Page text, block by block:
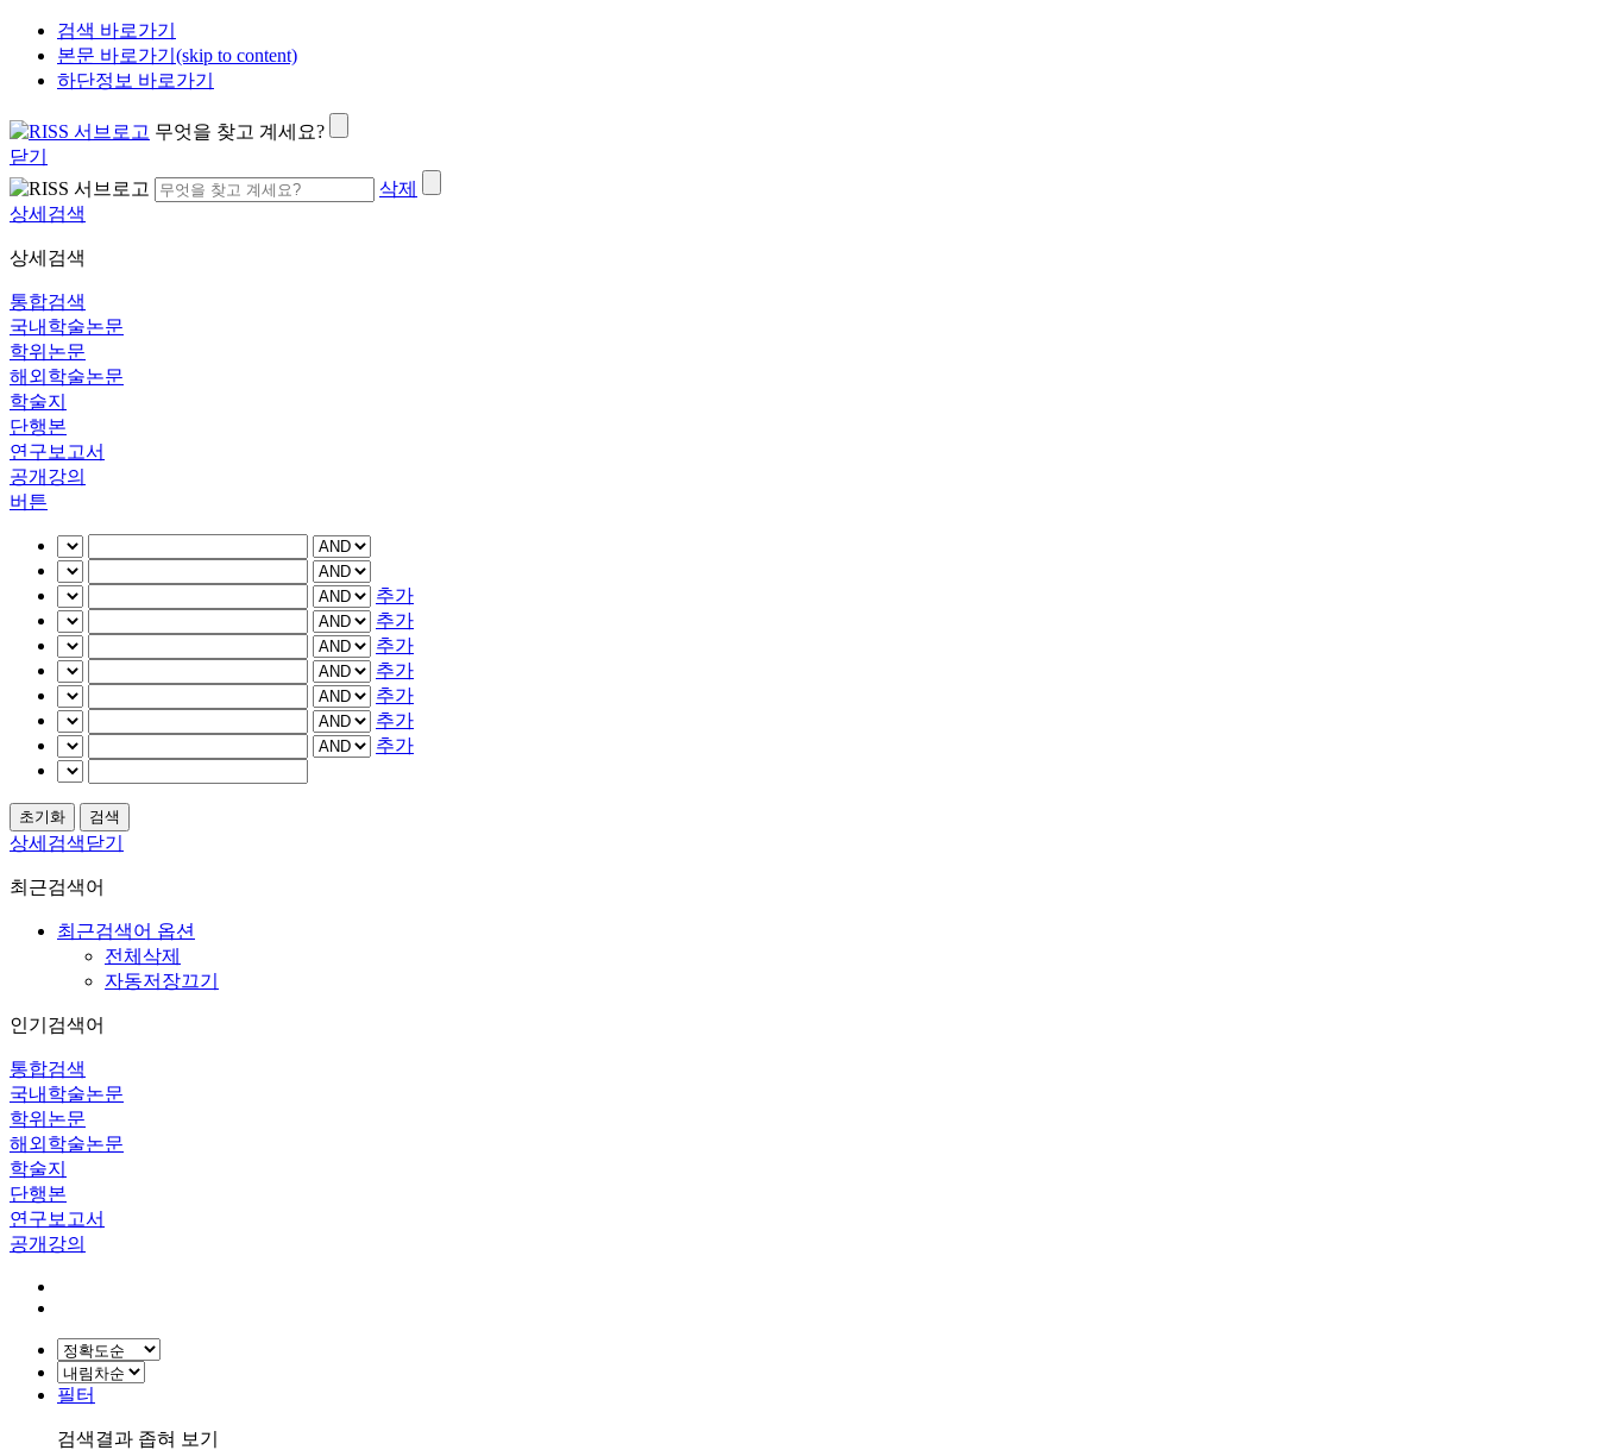
검색 바로가기
본문 바로가기(skip to content)
하단정보 바로가기
무엇을 찾고 계세요?
닫기
삭제
상세검색
상세검색
통합검색
국내학술논문
학위논문
해외학술논문
학술지
단행본
연구보고서
공개강의
버튼
추가
추가
추가
추가
추가
추가
추가
상세검색닫기
최근검색어
최근검색어 옵션
전체삭제
자동저장끄기
인기검색어
통합검색
국내학술논문
학위논문
해외학술논문
학술지
단행본
연구보고서
공개강의
필터
검색결과 좁혀 보기